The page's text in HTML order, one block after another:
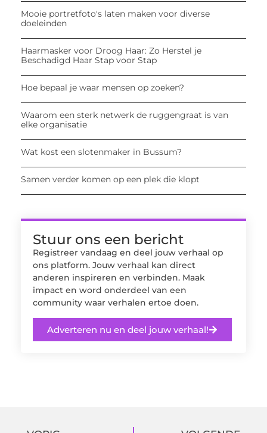
Mooie portretfoto's laten maken voor diverse
doeleinden
Haarmasker voor Droog Haar: Zo Herstel je
Beschadigd Haar Stap voor Stap
Hoe bepaal je waar mensen op zoeken?
Waarom een sterk netwerk de ruggengraat is van
elke organisatie
Wat kost een slotenmaker in Bussum?
Samen verder komen op een plek die klopt
Stuur ons een bericht
Registreer vandaag en deel jouw verhaal op
ons platform. Jouw verhaal kan direct
anderen inspireren en verbinden. Maak
impact en word onderdeel van een
community waar verhalen ertoe doen.
Adverteren nu en deel jouw verhaal!